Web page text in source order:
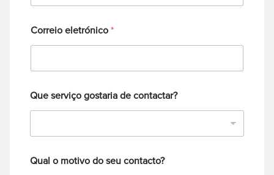
Correio eletrónico*
Que serviço gostaria de contactar?
Qual o motivo do seu contacto?